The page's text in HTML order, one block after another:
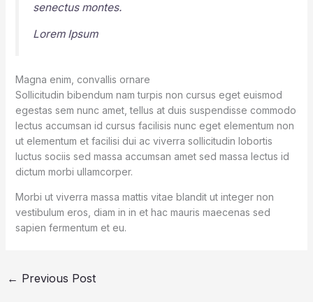
senectus montes.
Lorem Ipsum
Magna enim, convallis ornare
Sollicitudin bibendum nam turpis non cursus eget euismod
egestas sem nunc amet, tellus at duis suspendisse commodo
lectus accumsan id cursus facilisis nunc eget elementum non
ut elementum et facilisi dui ac viverra sollicitudin lobortis
luctus sociis sed massa accumsan amet sed massa lectus id
dictum morbi ullamcorper.
Morbi ut viverra massa mattis vitae blandit ut integer non
vestibulum eros, diam in in et hac mauris maecenas sed
sapien fermentum et eu.
← Previous Post